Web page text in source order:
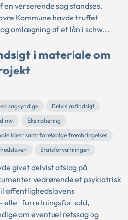
verserende sag standses.
Kommune havde truffet
omlægning af et lån i schw...
i materiale om
sagkyndige
Delvis aktindsigt
mv.
Ekstrahering
ideer samt foreløbige frembringelser
Statsforvaltningen
givet delvist afslag på
vedrørende et psykiatrisk
offentlighedslovens
eller forretningsforhold,
om eventuel retssag og